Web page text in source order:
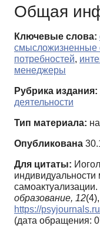
Общая
Ключевые слова:
смысложизненные
потребностей,
менеджеры
Рубрика издания:
деятельности
Тип материала:
Опубликована
Для цитаты:
самоактуализации.
образование, 12
https://
(дата обращения: